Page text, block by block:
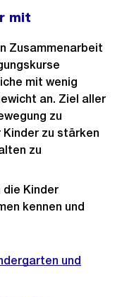
mit
Zusammenarbeit
mit wenig
an. Ziel aller
zu
zu stärken
zu
die Kinder
kennen und
und